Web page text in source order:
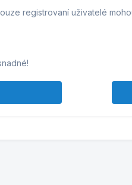
registrovaní uživatelé